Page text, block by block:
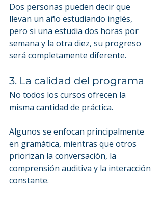
Dos personas pueden decir que
llevan un año estudiando inglés,
pero si una estudia dos horas por
semana y la otra diez, su progreso
será completamente diferente.
3. La calidad del programa
No todos los cursos ofrecen la
misma cantidad de práctica.
Algunos se enfocan principalmente
en gramática, mientras que otros
priorizan la conversación, la
comprensión auditiva y la interacción
constante.